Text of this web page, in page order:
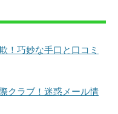
！巧妙な手口と口コミ
クラブ！迷惑メール情